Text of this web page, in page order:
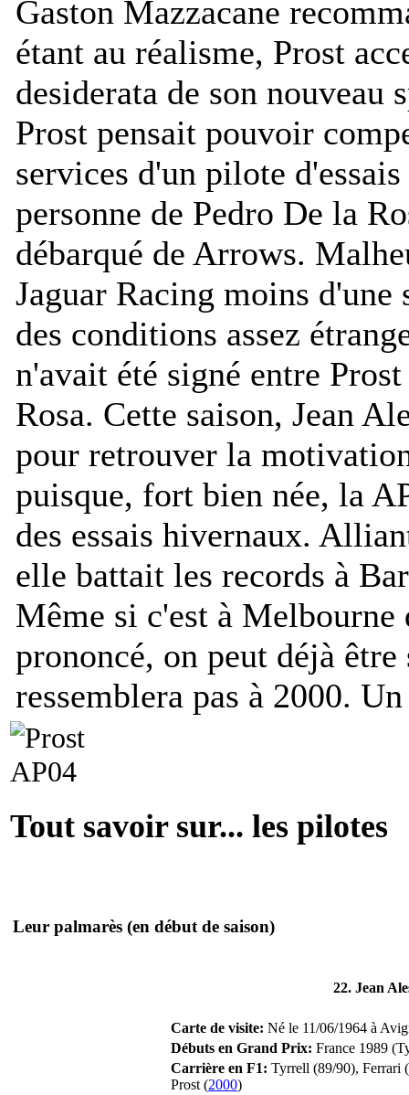
Gaston Mazzacane
étant au réalisme, Prost
desiderata de son nouveau
Prost pensait pouvoir
services d'un pilote
personne de Pedro De la
débarqué de Arrows.
Jaguar Racing moins d'une
des conditions assez
n'avait été signé entre
Rosa. Cette saison, Jean
pour retrouver la
puisque, fort bien née, la
des essais hivernaux.
elle battait les records à
Même si c'est à
prononcé, on peut déjà être
ressemblera pas à 2000.
Tout savoir sur... les pilotes
Leur palmarès (en début de saison)
22. Jean
Carte de visite: Né le 11/06/1964 à
Débuts en Grand Prix: France 1989
Carrière en F1: Tyrrell (89/90), Ferrari
Prost (2000)